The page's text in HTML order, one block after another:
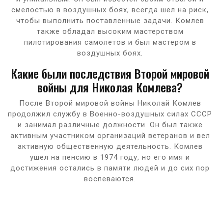
смелостью в воздушных боях, всегда шел на риск,
чтобы выполнить поставленные задачи. Комлев
также обладал высоким мастерством
пилотирования самолетов и был мастером в
воздушных боях.
Какие были последствия Второй мировой
войны для Николая Комлева?
После Второй мировой войны Николай Комлев
продолжил службу в Военно-воздушных силах СССР
и занимал различные должности. Он был также
активным участником организаций ветеранов и вел
активную общественную деятельность. Комлев
ушел на пенсию в 1974 году, но его имя и
достижения остались в памяти людей и до сих пор
воспеваются.